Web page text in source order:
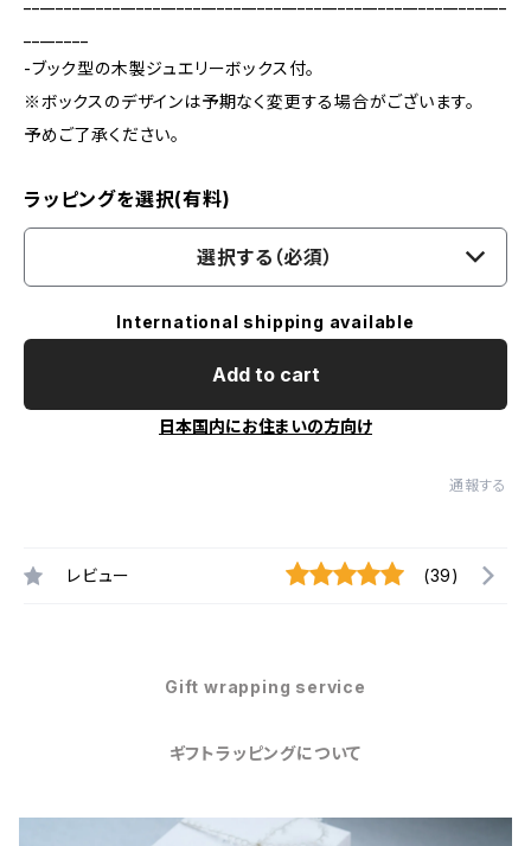
-ブック型の木製ジュエリーボックス付。
※ボックスのデザインは予期なく変更する場合がございます。
予めご了承ください。
ラッピングを選択(有料)
選択する（必須）
International shipping available
Add to cart
日本国内にお住まいの方向け
通報する
レビュー (39)
Gift wrapping service
ギフトラッピングについて